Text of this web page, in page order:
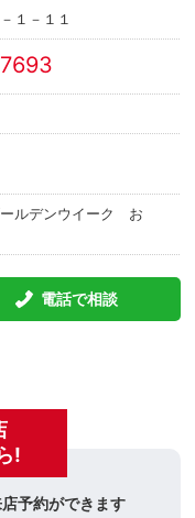
１－１１
ルデンウイーク お
電話で相談
!
予約ができます